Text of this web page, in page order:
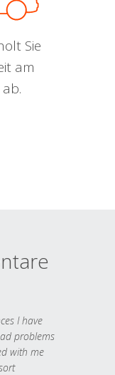
Sie
am
I have
problems
with me